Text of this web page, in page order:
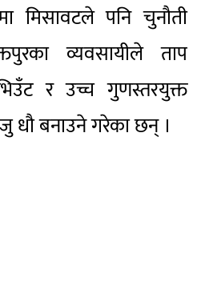
मिसावटले पनि चुनौती
व्यवसायीले ताप
र उच्च गुणस्तरयुक्त
धौ बनाउने गरेका छन् ।